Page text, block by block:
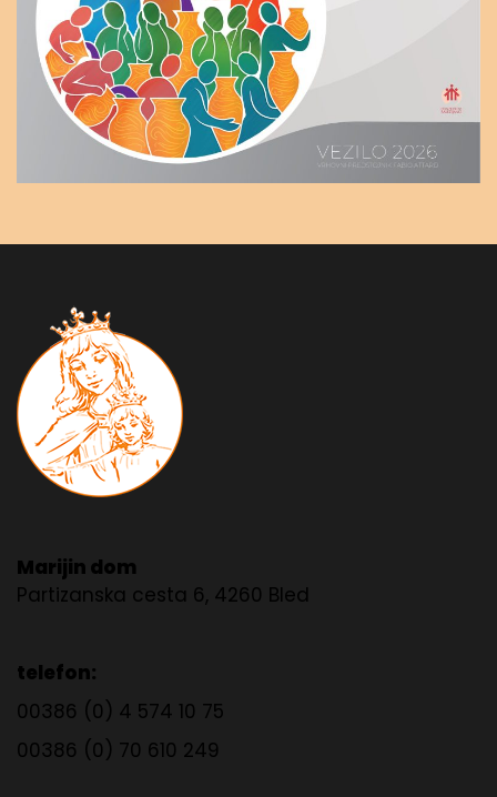
Marijin dom
Partizanska cesta 6, 4260 Bled
telefon:
00386 (0) 4 574 10 75
00386 (0) 70 610 249